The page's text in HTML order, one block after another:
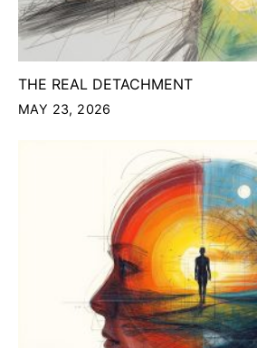
THE REAL DETACHMENT
MAY 23, 2026